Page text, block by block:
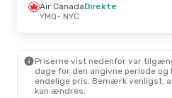
Air CanadaDirekte
YMQ- NYC
Priserne vist nedenfor var
dage for den angivne periode
endelige pris. Bemærk venligst,
kan ændres.